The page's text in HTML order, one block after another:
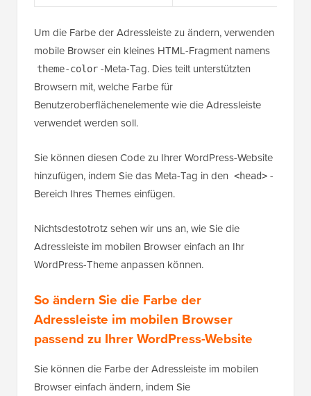
Um die Farbe der Adressleiste zu ändern, verwenden
mobile Browser ein kleines HTML-Fragment namens
theme-color -Meta-Tag. Dies teilt unterstützten
Browsern mit, welche Farbe für
Benutzeroberflächenelemente wie die Adressleiste
verwendet werden soll.
Sie können diesen Code zu Ihrer WordPress-Website
hinzufügen, indem Sie das Meta-Tag in den <head> -
Bereich Ihres Themes einfügen.
Nichtsdestotrotz sehen wir uns an, wie Sie die
Adressleiste im mobilen Browser einfach an Ihr
WordPress-Theme anpassen können.
So ändern Sie die Farbe der
Adressleiste im mobilen Browser
passend zu Ihrer WordPress-Website
Sie können die Farbe der Adressleiste im mobilen
Browser einfach ändern, indem Sie